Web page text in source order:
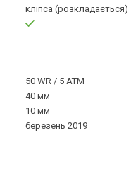
кліпса (розкладається)
50 WR / 5 ATM
40 мм
10 мм
березень 2019